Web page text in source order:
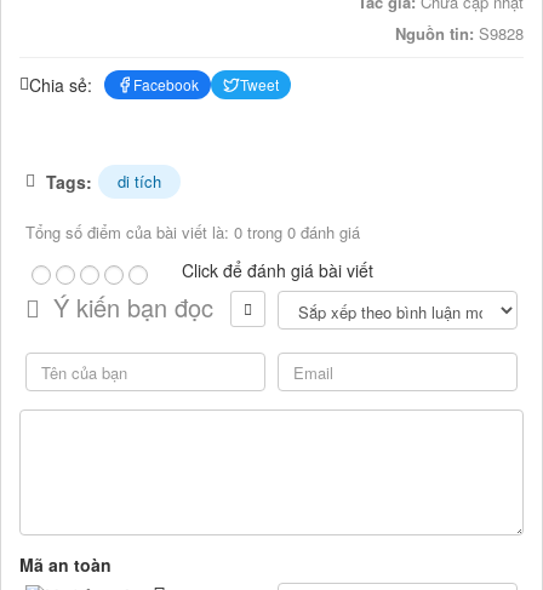
Nguồn tin: S9828
Chia sẻ: Facebook Tweet
Tags: di tích
Tổng số điểm của bài viết là: 0 trong 0 đánh giá
Click để đánh giá bài viết
Ý kiến bạn đọc
Mã an toàn